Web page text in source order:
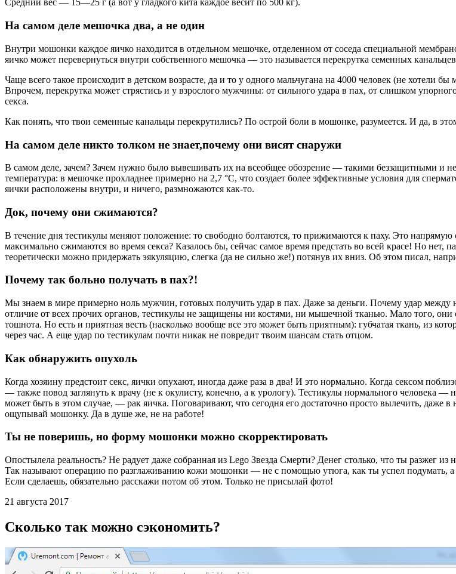
Средний вес — 15—25 г (а вот у гладкого кита каждое весит по 500 кг).
На самом деле мешочка два, а не один
Внутри мошонки каждое яичко находится в отдельном мешочке, отделенном от соседа специальной
яичко может перевернуться внутри собственного мешочка — это называется перекрутка семенных
Чаще всего такое происходит в детском возрасте, да и то у одного мальчугана на 4000 человек (не хотели бы
Впрочем, перекрутка может стрястись и у взрослого мужчины: от сильного удара в пах, от слишком
секса.
Как понять, что твои семенные канальцы перекрутились? По острой боли в мошонке, разумеется. И да, в
На самом деле никто толком не знает,почему они висят снаружи
В самом деле, зачем? Зачем нужно было вывешивать их на всеобщее обозрение — такими беззащитными и
температура: в мешочке прохладнее примерно на 2,7 °C, что создает более эффективные условия для
яички расположены внутри, и ничего, размножаются как-то.
Док, почему они сжимаются?
В течение дня тестикулы меняют положение: то свободно болтаются, то прижимаются к паху. Это
максимально сжимаются во время секса? Казалось бы, сейчас самое время предстать во всей красе! Но
теоретически можно придержать эякуляцию, слегка (да не сильно же!) потянув их вниз. Об этом писал,
Почему так больно получать в пах?!
Мы знаем в мире примерно ноль мужчин, готовых получить удар в пах. Даже за деньги. Почему удар между
отличие от всех прочих органов, тестикулы не защищены ни костями, ни мышечной тканью. Мало того, они
тошнота. Но есть и приятная весть (насколько вообще все это может быть приятным): губчатая ткань, из
через час. А еще удар по тестикулам почти никак не повредит твоим шансам стать отцом.
Как обнаружить опухоль
Когда хозяину предстоит секс, яички опухают, иногда даже раза в два! И это нормально. Когда сексом
— также повод заглянуть к врачу (не к окулисту, конечно, а к урологу). Тестикулы нормального
может быть в этом случае, — рак яичка. Поговаривают, что сегодня его достаточно просто вылечить, даже
ощупывай мошонку. Да в душе же, не на работе!
Ты не поверишь, но форму мошонки можно скорректировать
Опостылела реальность? Не радует даже собранная из Lego Звезда Смерти? Денег столько, что ты разжег
Так называют операцию по разглаживанию кожи мошонки — не с помощью утюга, как ты успел подумать,
Если сделаешь, обязательно расскажи потом об этом. Только не присылай фото!
21 августа 2017
Сколько так можно сэкономить?